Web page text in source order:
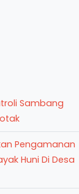
Sambang
Pengamanan
Huni Di Desa